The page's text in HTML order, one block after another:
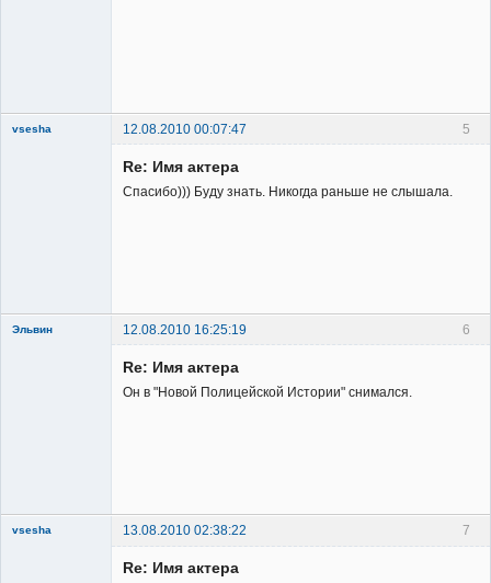
5
vsesha 12.08.2010 00:07:47
Re: Имя актера
Спасибо))) Буду знать. Никогда раньше не слышала.
6
Эльвин 12.08.2010 16:25:19
Re: Имя актера
Он в "Новой Полицейской Истории" cнимался.
7
vsesha 13.08.2010 02:38:22
Re: Имя актера